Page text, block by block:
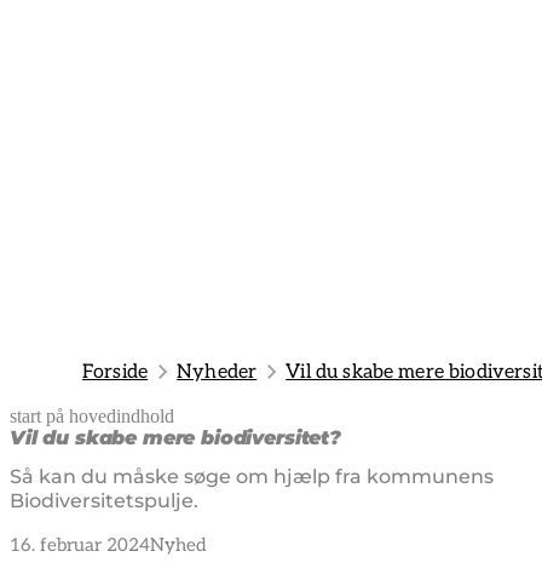
Forside Nyheder Vil du skabe mere
start på hovedindhold
Vil du skabe mere biodiversitet?
Så kan du måske søge om hjælp fra kommunens
Biodiversitetspulje.
16. februar 2024Nyhed
senest opdateret 14. januar 2025